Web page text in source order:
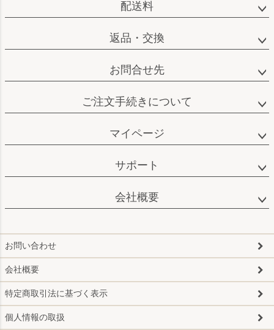
配送料
返品・交換
お問合せ先
ご注文手続きについて
マイページ
サポート
会社概要
お問い合わせ
会社概要
特定商取引法に基づく表示
個人情報の取扱